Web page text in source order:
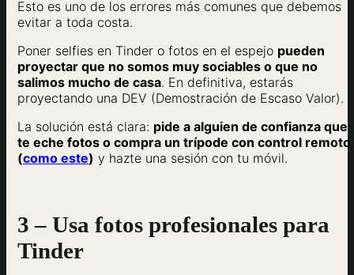
Esto es uno de los errores más comunes que debemos
evitar a toda costa.
Poner selfies en Tinder o fotos en el espejo pueden
proyectar que no somos muy sociables o que no
salimos mucho de casa. En definitiva, estarás
proyectando una DEV (Demostración de Escaso Valor).
La solución está clara: pide a alguien de confianza que
te eche fotos o compra un trípode con control remoto
(como este) y hazte una sesión con tu móvil.
3 – Usa fotos profesionales para
Tinder